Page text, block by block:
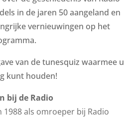
in de jaren 50 aangeland en
vernieuwingen op het
van de tunesquiz waarmee u
kunt houden!
bij de Radio
1988 als omroeper bij Radio